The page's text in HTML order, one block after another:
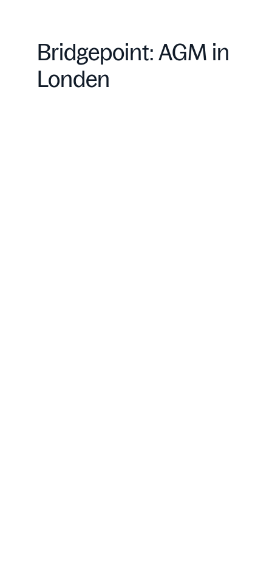
Bridgepoint: AGM in
Londen